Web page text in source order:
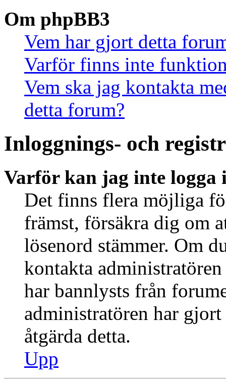
Om phpBB3
Vem har gjort detta
Varför finns inte
Vem ska jag kontakta
detta forum?
Inloggnings- och
Varför kan jag inte logga
Det finns flera möjliga
främst, försäkra dig om
lösenord stämmer. Om
kontakta
har bannlysts från
administratören har
åtgärda detta.
Upp